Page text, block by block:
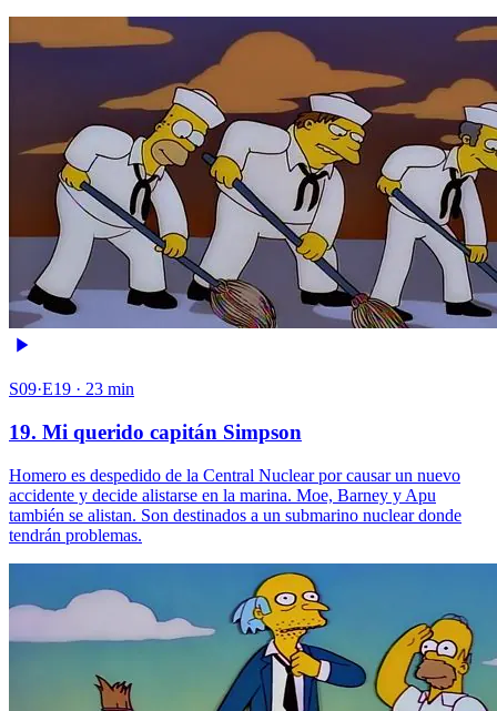
S09·E19 · 23 min
19. Mi querido capitán Simpson
Homero es despedido de la Central Nuclear por causar un nuevo
accidente y decide alistarse en la marina. Moe, Barney y Apu
también se alistan. Son destinados a un submarino nuclear donde
tendrán problemas.